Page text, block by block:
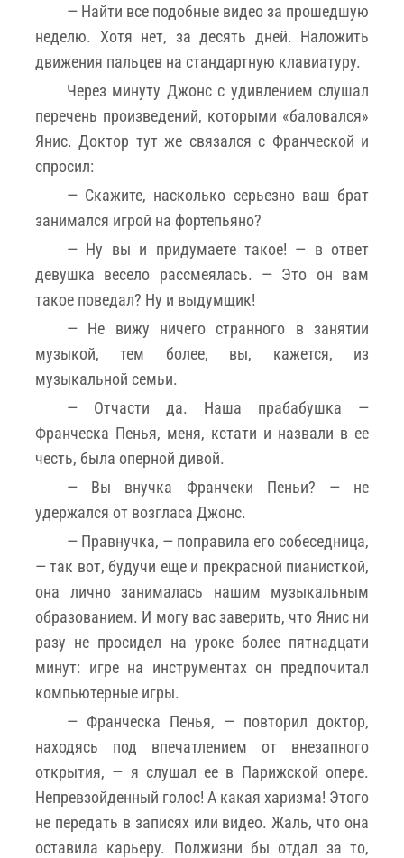
— Найти все подобные видео за прошедшую
неделю. Хотя нет, за десять дней. Наложить
движения пальцев на стандартную клавиатуру.
Через минуту Джонс с удивлением слушал
перечень произведений, которыми «баловался»
Янис. Доктор тут же связался с Франческой и
спросил:
— Скажите, насколько серьезно ваш брат
занимался игрой на фортепьяно?
— Ну вы и придумаете такое! — в ответ
девушка весело рассмеялась. — Это он вам
такое поведал? Ну и выдумщик!
— Не вижу ничего странного в занятии
музыкой, тем более, вы, кажется, из
музыкальной семьи.
— Отчасти да. Наша прабабушка —
Франческа Пенья, меня, кстати и назвали в ее
честь, была оперной дивой.
— Вы внучка Франчеки Пеньи? — не
удержался от возгласа Джонс.
— Правнучка, — поправила его собеседница,
— так вот, будучи еще и прекрасной пианисткой,
она лично занималась нашим музыкальным
образованием. И могу вас заверить, что Янис ни
разу не просидел на уроке более пятнадцати
минут: игре на инструментах он предпочитал
компьютерные игры.
— Франческа Пенья, — повторил доктор,
находясь под впечатлением от внезапного
открытия, — я слушал ее в Парижской опере.
Непревзойденный голос! А какая харизма! Этого
не передать в записях или видео. Жаль, что она
оставила карьеру. Полжизни бы отдал за то,